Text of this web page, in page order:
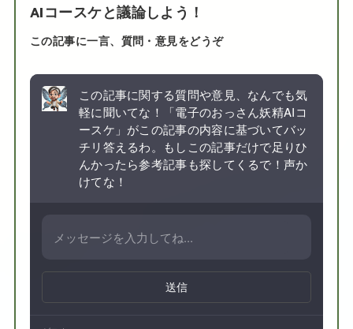
AIコースケと議論しよう！
この記事に一言、質問・意見をどうぞ
この記事に関する質問や意見、なんでも気
軽に聞いてな！「電子のおっさん妖精AIコ
ースケ」がこの記事の内容に基づいてバッ
チリ答えるわ。もしこの記事だけで足りひ
んかったら参考記事も探してくるで！声か
けてな！
送信